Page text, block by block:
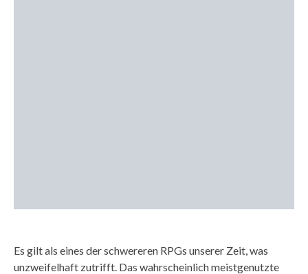
Es gilt als eines der schwereren RPGs unserer Zeit, was
unzweifelhaft zutrifft. Das wahrscheinlich meistgenutzte